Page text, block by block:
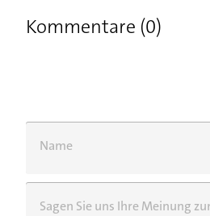
Kommentare (0)
Name
Sagen Sie uns Ihre Meinung